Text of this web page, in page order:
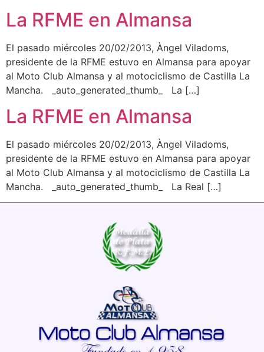
La RFME en Almansa
El pasado miércoles 20/02/2013, Àngel Viladoms,
presidente de la RFME estuvo en Almansa para apoyar
al Moto Club Almansa y al motociclismo de Castilla La
Mancha. _auto_generated_thumb_ La […]
La RFME en Almansa
El pasado miércoles 20/02/2013, Àngel Viladoms,
presidente de la RFME estuvo en Almansa para apoyar
al Moto Club Almansa y al motociclismo de Castilla La
Mancha. _auto_generated_thumb_ La Real […]